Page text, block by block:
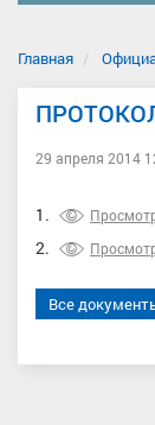
Главная
29 апреля 2014
1.
2.
Все